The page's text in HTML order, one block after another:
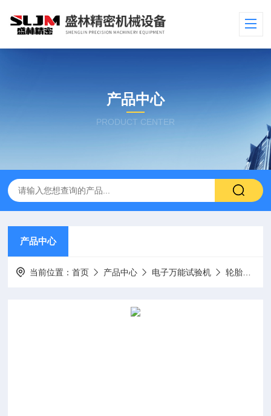
产品中心
PRODUCT CENTER
产品中心
当前位置：首页 产品中心 电子万能试验机 轮胎穿刺试验机